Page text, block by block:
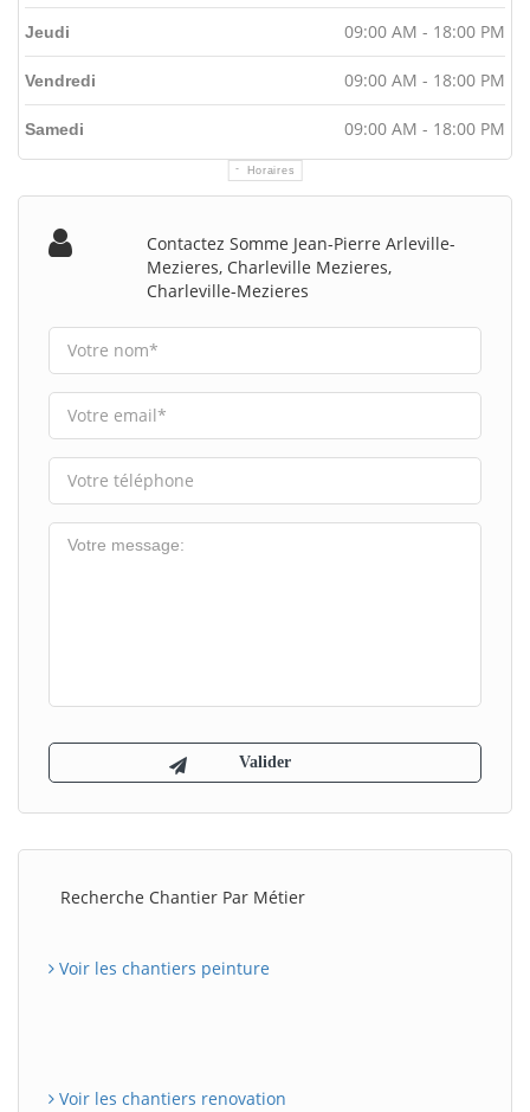
Horaires
Jeudi 09:00 AM - 18:00 PM
Vendredi 09:00 AM - 18:00 PM
Samedi 09:00 AM - 18:00 PM
Contactez Somme Jean-Pierre Arleville-
Mezieres, Charleville Mezieres,
Charleville-Mezieres
Recherche Chantier Par Métier
Voir les chantiers peinture
Voir les chantiers renovation